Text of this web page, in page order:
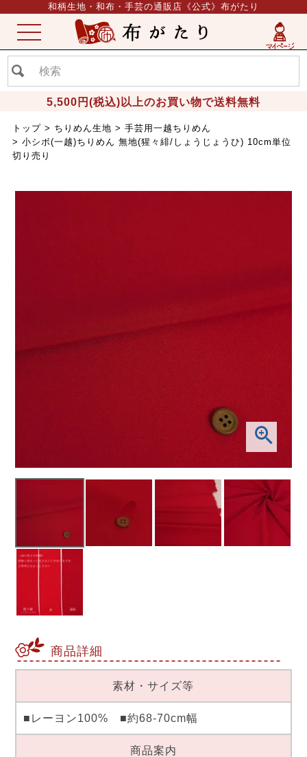
和柄生地・和布・手芸の通販店《公式》布がたり
5,500円(税込)以上のお買い物で送料無料
ME
NU
トップ ちりめん生地
手芸用一越ちりめん
小シボ(一越)ちりめん 無地(猩々緋/しょうじょうひ) 10cm単位
切り売り
商品詳細
素材・サイズ等
■レーヨン100% ■約68-70cm幅
商品案内